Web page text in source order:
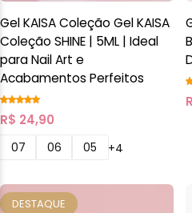
Gel KAISA Coleção Gel KAISA
Coleção SHINE | 5ML | Ideal
para Nail Art e
Acabamentos Perfeitos
R$ 24,90
07 06 05 +4
DESTAQUE